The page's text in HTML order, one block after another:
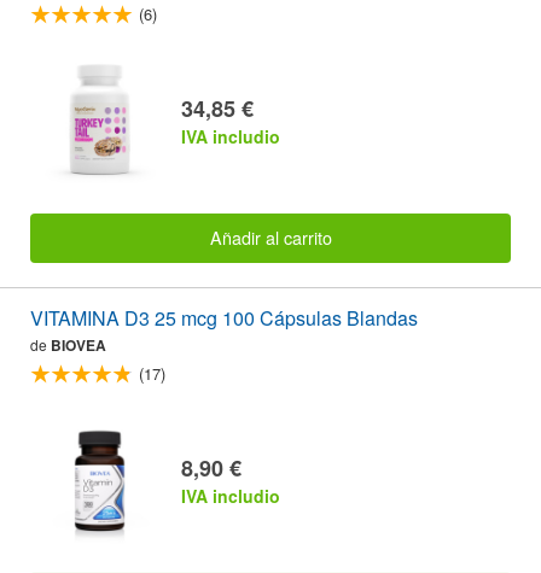
(6)
34,85 €
IVA includio
Añadir al carrito
VITAMINA D3 25 mcg 100 Cápsulas Blandas
de BIOVEA
(17)
8,90 €
IVA includio